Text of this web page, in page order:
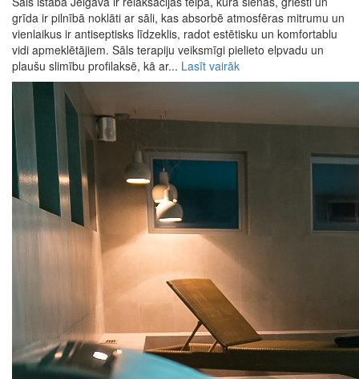
grīda ir pilnībā noklāti ar sāli, kas absorbē atmosfēras mitrumu un
vienlaikus ir antiseptisks līdzeklis, radot estētisku un komfortablu
vidi apmeklētājiem. Sāls terapiju veiksmīgi pielieto elpvadu un
plaušu slimību profilaksē, kā ar... Lasīt vairāk